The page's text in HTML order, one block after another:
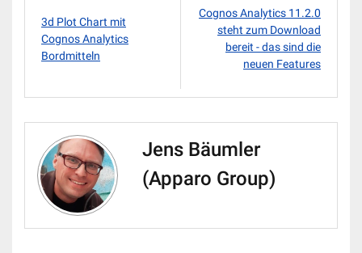
3d Plot Chart mit
Cognos Analytics
Bordmitteln
Cognos Analytics 11.2.0
steht zum Download
bereit - das sind die
neuen Features
Jens Bäumler
(Apparo Group)